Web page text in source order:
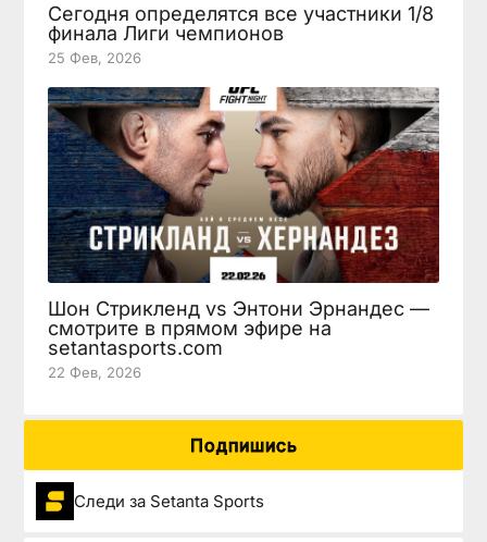
Сегодня определятся все участники 1/8
финала Лиги чемпионов
25 Фев, 2026
Шон Стрикленд vs Энтони Эрнандес —
смотрите в прямом эфире на
setantasports.com
22 Фев, 2026
Подпишись
Следи за Setanta Sports